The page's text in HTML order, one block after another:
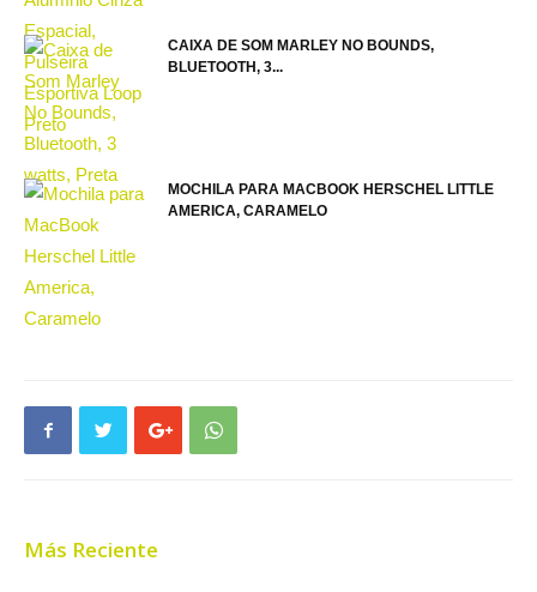
CAIXA DE SOM MARLEY NO BOUNDS,
BLUETOOTH, 3...
MOCHILA PARA MACBOOK HERSCHEL LITTLE
AMERICA, CARAMELO
Más Reciente